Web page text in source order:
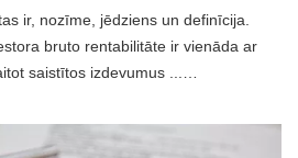
ir, nozīme, jēdziens un definīcija.
bruto rentabilitāte ir vienāda ar
saistītos izdevumus ...…